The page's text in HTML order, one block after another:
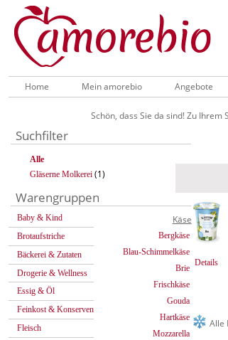
Home Mein amorebio Angebote
Schön, dass Sie da sind! Zu Ihrem
Suchfilter
Alle
Gläserne Molkerei (1)
Warengruppen
Baby & Kind
Brotaufstriche
Bäckerei & Zutaten
Drogerie & Wellness
Essig & Öl
Feinkost & Konserven
Fleisch
Käse
Bergkäse
Blau-Schimmelkäse
Brie
Frischkäse
Gouda
Hartkäse
Mozzarella
Details
Alle